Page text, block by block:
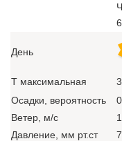
День
T максимальная
Осадки, вероятность
0
Ветер, м/с
1
Давление, мм рт.ст